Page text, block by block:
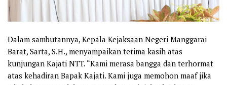
Dalam sambutannya, Kepala Kejaksaan Negeri Manggarai
Barat, Sarta, S.H., menyampaikan terima kasih atas
kunjungan Kajati NTT. “Kami merasa bangga dan terhormat
atas kehadiran Bapak Kajati. Kami juga memohon maaf jika